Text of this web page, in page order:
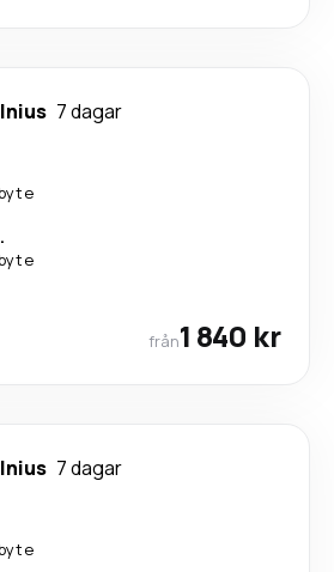
7 dagar
från1 840 kr
7 dagar